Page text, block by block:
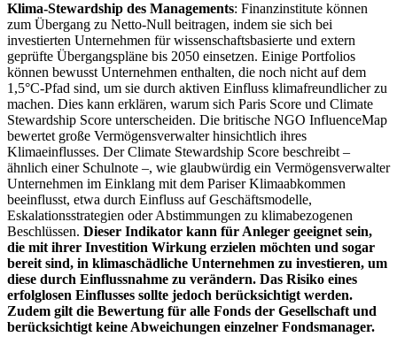
Klima-Stewardship des Managements: Finanzinstitute können
zum Übergang zu Netto-Null beitragen, indem sie sich bei
investierten Unternehmen für wissenschaftsbasierte und extern
geprüfte Übergangspläne bis 2050 einsetzen. Einige Portfolios
können bewusst Unternehmen enthalten, die noch nicht auf dem
1,5°C-Pfad sind, um sie durch aktiven Einfluss klimafreundlicher zu
machen. Dies kann erklären, warum sich Paris Score und Climate
Stewardship Score unterscheiden. Die britische NGO InfluenceMap
bewertet große Vermögensverwalter hinsichtlich ihres
Klimaeinflusses. Der Climate Stewardship Score beschreibt –
ähnlich einer Schulnote –, wie glaubwürdig ein Vermögensverwalter
Unternehmen im Einklang mit dem Pariser Klimaabkommen
beeinflusst, etwa durch Einfluss auf Geschäftsmodelle,
Eskalationsstrategien oder Abstimmungen zu klimabezogenen
Beschlüssen. Dieser Indikator kann für Anleger geeignet sein,
die mit ihrer Investition Wirkung erzielen möchten und sogar
bereit sind, in klimaschädliche Unternehmen zu investieren, um
diese durch Einflussnahme zu verändern. Das Risiko eines
erfolglosen Einflusses sollte jedoch berücksichtigt werden.
Zudem gilt die Bewertung für alle Fonds der Gesellschaft und
berücksichtigt keine Abweichungen einzelner Fondsmanager.